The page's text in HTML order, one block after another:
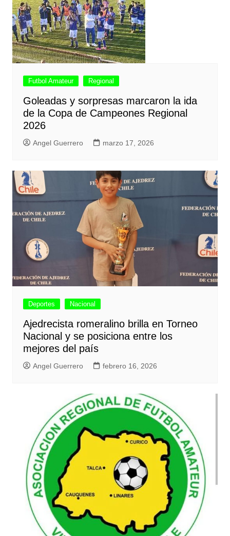
Futbol Amateur Regional
Goleadas y sorpresas marcaron la ida
de la Copa de Campeones Regional
2026
Angel Guerrero marzo 17, 2026
Deportes Nacional
Ajedrecista romeralino brilla en Torneo
Nacional y se posiciona entre los
mejores del país
Angel Guerrero febrero 16, 2026